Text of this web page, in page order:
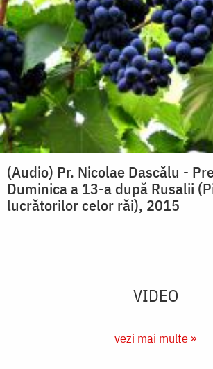
(Audio) Pr. Nicolae Dascălu -
Duminica a 13-a după Rusalii
lucrătorilor celor răi), 2015
VIDEO
vezi mai multe »